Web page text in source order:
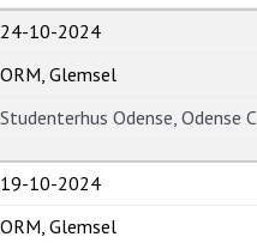
24-10-2024
ORM, Glemsel
Studenterhus Odense, Odense C
19-10-2024
ORM, Glemsel